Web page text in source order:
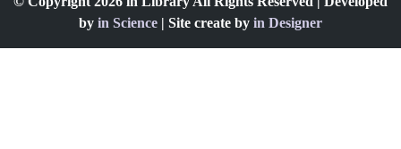
by in Science | Site create by in Designer